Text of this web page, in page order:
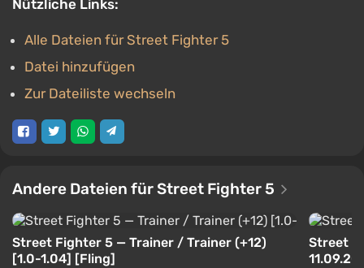
Nützliche Links:
Alle Dateien für Street Fighter 5
Datei hinzufügen
Zur Dateiliste wechseln
Andere Dateien für Street Fighter 5
Street Fighter 5 — Trainer / Trainer (+12)
[1.0-1.04] [Fling]
Street